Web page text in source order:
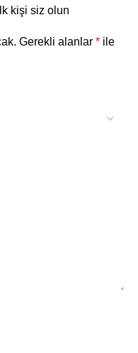
kişi siz olun
Gerekli alanlar * ile